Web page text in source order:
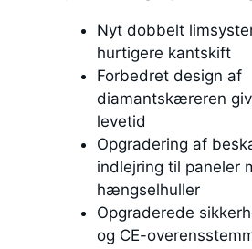
Nyt dobbelt
hurtigere kantskift
Forbedret design af
diamantskæreren
levetid
Opgradering af
indlejring til paneler
hængselhuller
Opgraderede
og CE-